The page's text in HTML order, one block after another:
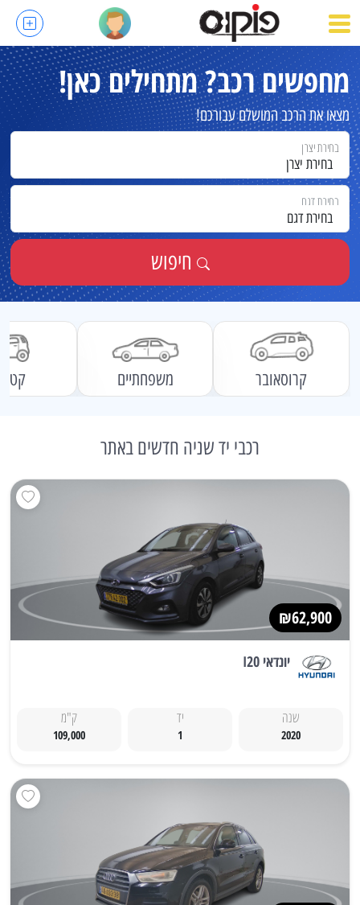
מחפשים רכב?מתחילים כאן!
מצאו את הרכב המושלם עבורכם!
בחירת יצרן
בחירת יצרן
בחירת דגם
בחירת דגם
קרוסאובר משפחתיים
רכבי יד שניה חדשים באתר
₪62,900
יונדאי I20
שנה
2020
יד
1
ק"מ
109,000